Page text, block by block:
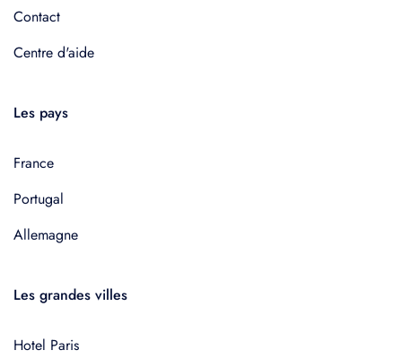
Contact
Centre d'aide
Les pays
France
Portugal
Allemagne
Les grandes villes
Hotel Paris